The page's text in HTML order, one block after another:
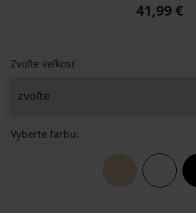
41,99 €
Zvoľte veľkosť
Vyberte farbu: